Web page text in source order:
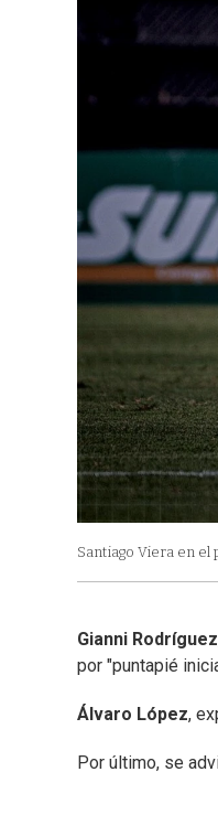
Santiago Viera en
Gianni Rodríguez
por "puntapié
Álvaro López,
Por último, se